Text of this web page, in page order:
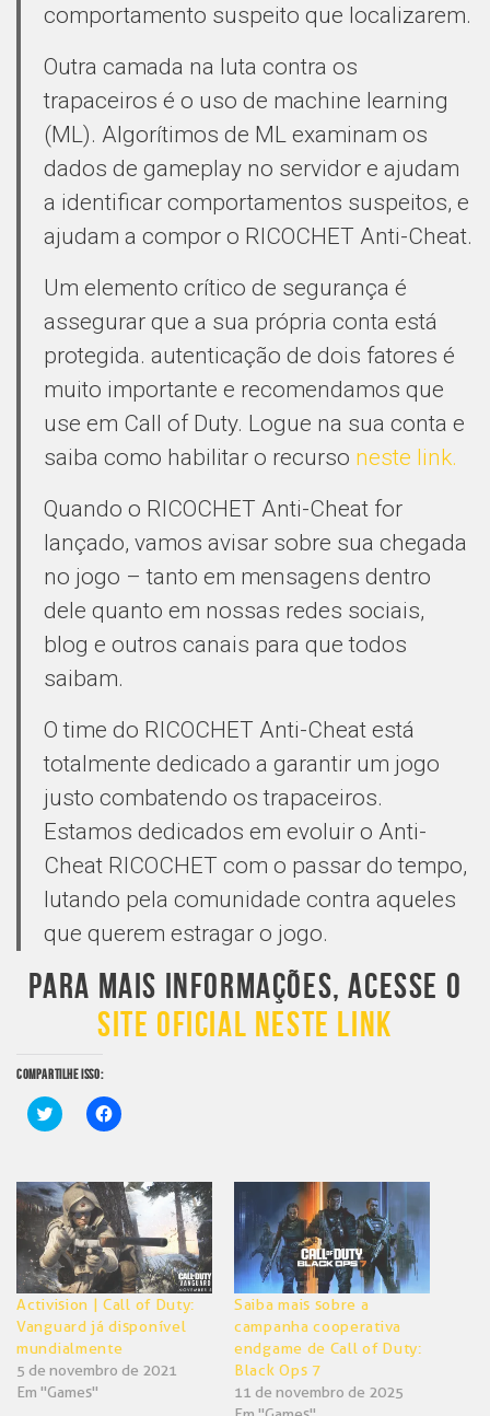
comportamento suspeito que localizarem.
Outra camada na luta contra os
trapaceiros é o uso de machine learning
(ML). Algorítimos de ML examinam os
dados de gameplay no servidor e ajudam
a identificar comportamentos suspeitos, e
ajudam a compor o RICOCHET Anti-Cheat.
Um elemento crítico de segurança é
assegurar que a sua própria conta está
protegida. autenticação de dois fatores é
muito importante e recomendamos que
use em Call of Duty. Logue na sua conta e
saiba como habilitar o recurso neste link.
Quando o RICOCHET Anti-Cheat for
lançado, vamos avisar sobre sua chegada
no jogo – tanto em mensagens dentro
dele quanto em nossas redes sociais,
blog e outros canais para que todos
saibam.
O time do RICOCHET Anti-Cheat está
totalmente dedicado a garantir um jogo
justo combatendo os trapaceiros.
Estamos dedicados em evoluir o Anti-
Cheat RICOCHET com o passar do tempo,
lutando pela comunidade contra aqueles
que querem estragar o jogo.
PARA MAIS INFORMAÇÕES, ACESSE O
SITE OFICIAL NESTE LINK
COMPARTILHE ISSO:
Clique
para
em
nova
janela)
Clique
para
em
nova
janela)
Activision | Call of Duty:
Vanguard já disponível
mundialmente
5 de novembro de 2021
Em "Games"
Saiba mais sobre a
campanha cooperativa
endgame de Call of Duty:
Black Ops 7
11 de novembro de 2025